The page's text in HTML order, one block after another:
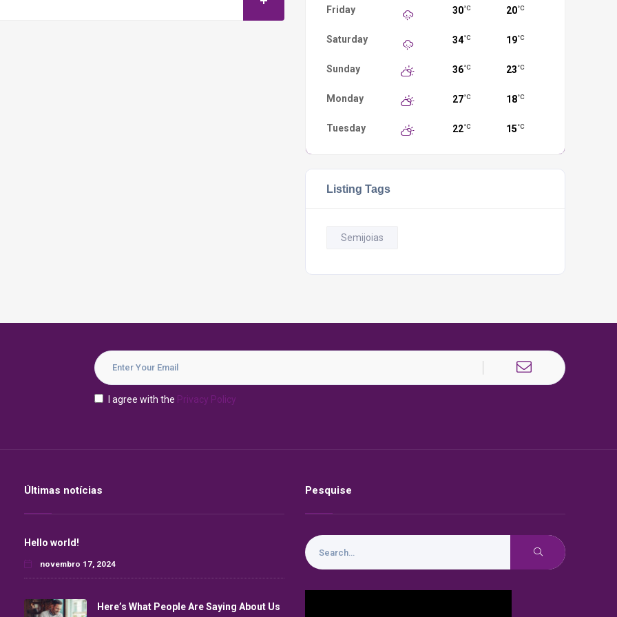
Friday 30°C 20°C
Saturday 34°C 19°C
Sunday 36°C 23 °C
Monday 27°C 18°C
Tuesday 22°C 15 °C
Listing Tags
Semijoias
I agree with the Privacy Policy
Últimas notícias
Hello world!
novembro 17, 2024
Here’s What People Are Saying About Us
Pesquise